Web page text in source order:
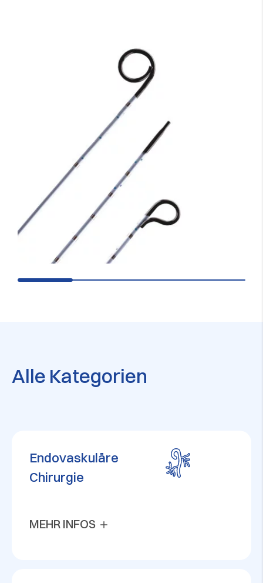
Alle Kategorien
Endovaskuläre
Chirurgie
MEHR INFOS